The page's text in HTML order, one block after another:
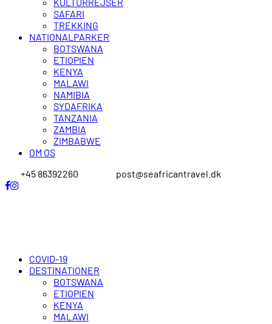
SAFARI
TREKKING
NATIONALPARKER
BOTSWANA
ETIOPIEN
KENYA
MALAWI
NAMIBIA
SYDAFRIKA
TANZANIA
ZAMBIA
ZIMBABWE
OM OS
+45 86392260
post@seafricantravel.dk
COVID-19
DESTINATIONER
BOTSWANA
ETIOPIEN
KENYA
MALAWI